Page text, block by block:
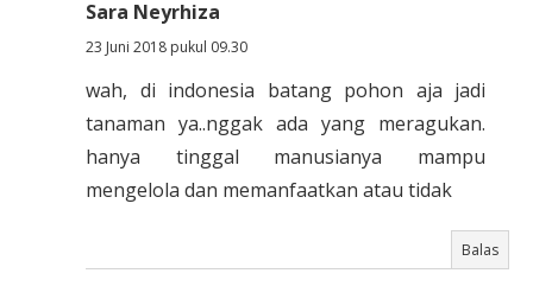
Sara Neyrhiza
23 Juni 2018 pukul 09.30
wah, di indonesia batang pohon aja jadi
tanaman ya..nggak ada yang meragukan.
hanya tinggal manusianya mampu
mengelola dan memanfaatkan atau tidak
Balas